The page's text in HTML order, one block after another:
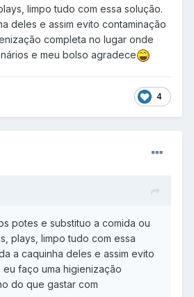
limpo tudo com essa solução.
deles e assim evito contaminação
completa no lugar onde
e meu bolso agradece
4
potes e substituo a comida ou
plays, limpo tudo com essa
a caquinha deles e assim evito
faço uma higienização
do que gastar com